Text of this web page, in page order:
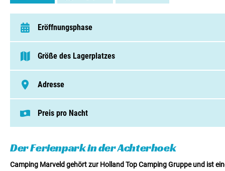
Der Ferienpark in der Achterhoek
Camping Marveld gehört zur Holland Top Camping Gruppe und ist
Eröffnungsphase
van 1 Januar t/m 31 Dezember
Größe des Lagerplatzes
> 250 Pitches
Adresse
Elshofweg 6, 7141 DH, Groenlo
Preis pro Nacht
Pitches von € 26,00